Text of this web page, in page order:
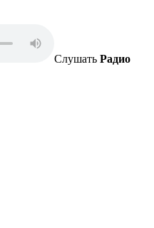
Слушать Радио